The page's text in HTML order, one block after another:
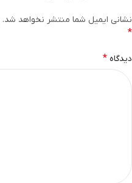
نشانی ایمیل شما منتشر نخواهد شد.
*
دیدگاه *